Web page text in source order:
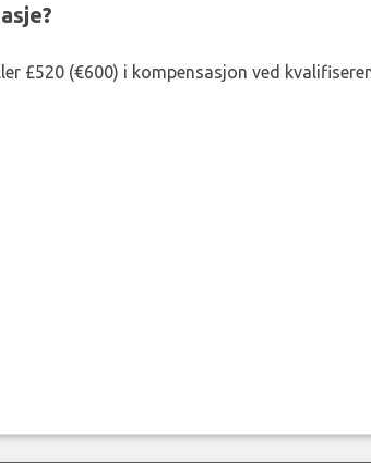
£520 (€600) i kompensasjon ved